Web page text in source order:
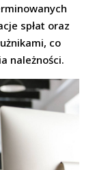
spłat oraz
co
należności.